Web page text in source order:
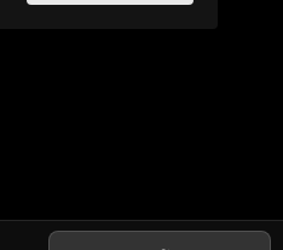
างจึงได้สติ และตัดสินใจว่าจะ